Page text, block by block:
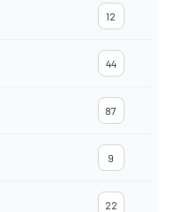
12
44
87
9
22